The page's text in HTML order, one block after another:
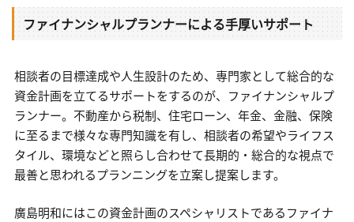
ファイナンシャルプランナーによる手厚いサポート
相談者の目標達成や人生設計のため、専門家として総合的な
資金計画を立てるサポートをするのが、ファイナンシャルプ
ランナー。不動産から税制、住宅ローン、年金、金融、保険
に至るまで様々な専門知識を有し、相談者の希望やライフス
タイル、環境などと照らし合わせて長期的・総合的な視点で
最善と思われるプランニングを立案し提案します。
廣島明和にはこの資金計画のスペシャリストであるファイナ